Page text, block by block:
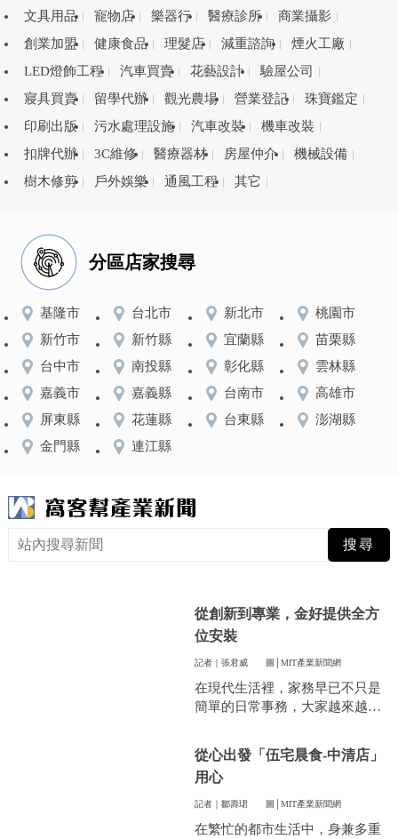
文具用品
寵物店 樂器行 醫療診所
商業攝影
創業加盟
健康食品 理髮店 減重諮詢
煙火工廠
LED燈飾工程
汽車買賣 花藝設計
驗屋公司
寢具買賣
留學代辦 觀光農場 營業登記
珠寶鑑定
印刷出版
污水處理設施 汽車改裝
機車改裝
扣牌代辦
3C維修 醫療器材 房屋仲介
機械設備
樹木修剪
戶外娛樂 通風工程 其它
分區店家搜尋
基隆市 台北市 新北市
桃園市
新竹市
新竹縣 宜蘭縣
苗栗縣
台中市
南投縣 彰化縣
雲林縣
嘉義市
嘉義縣 台南市
高雄市
屏東縣
花蓮縣 台東縣
澎湖縣
金門縣
連江縣
從創新到專業，金好提供全方
位安裝
記者｜張君威 圖│MIT產業新聞網
在現代生活裡，家務早已不只是
簡單的日常事務，大家越來越重
件看似小事卻常常讓人煩惱。像
是衣服太多、空間不夠，或是遇
到突然變天，曬衣服真的讓不少
人感到頭疼。
從心出發「伍宅晨食-中清店」
用心
記者｜鄒壽珺 圖│MIT產業新聞網
在繁忙的都市生活中，身兼多重